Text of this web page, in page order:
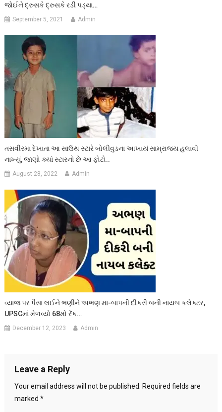
જોઈને દ્રુસકે દ્રુસકે રડી પડ્યા…
September 5, 2021 Admin
તસવીરમા દેખાતા આ સાઉથ સ્ટારે બોલીવુડના આખાયં સામ્રાજ્ય હલાવી
નાખ્યું, જાણો ક્યાં સ્ટારનો છે આ ફોટો..
August 28, 2022 Admin
વ્યાજ પર પૈસા લઈને ભણીને અભણ મા-બાપની દીકરી બની નાયબ કલેક્ટર,
UPSCમાં મેળવ્યો 68મો રેંક…
December 12, 2023 Admin
Leave a Reply
Your email address will not be published.
Required fields are
marked *